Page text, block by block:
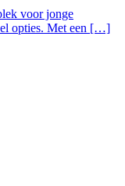
voor jonge
opties. Met een […]